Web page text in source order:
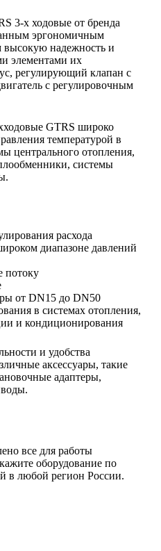
3-х ходовые от бренда
эргономичным
надежность и
элементами их
регулирующий клапан с
с регулировочным
GTRS широко
температурой в
центрального отопления,
системы
расхода
диапазоне давлений
потоку
от DN15 до DN50
в системах отопления,
и кондиционирования
и удобства
аксессуары, такие
адаптеры,
все для работы
оборудование по
в любой регион России.